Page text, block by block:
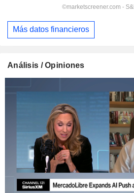
Más datos financieros
Análisis / Opiniones